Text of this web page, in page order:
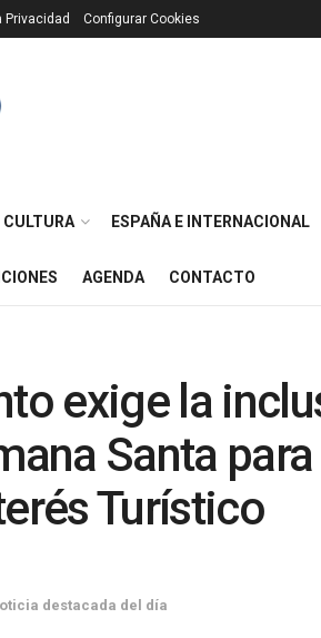
Privacidad Configurar Cookies
CULTURA ESPAÑA E INTERNACIONAL
AGENDA CONTACTO
exige la
Santa
Turístico
destacada del día